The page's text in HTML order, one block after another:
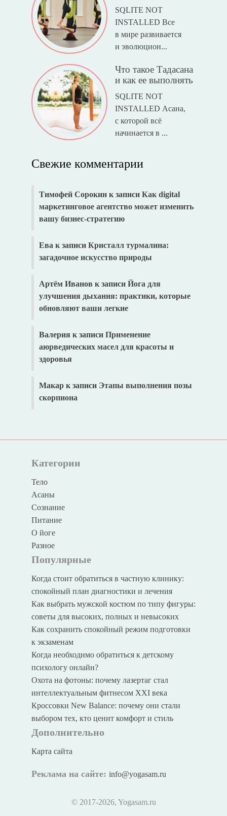
SQLITE NOT
INSTALLED Все
в мире развивается
и эволюцион...
Что такое Тадасана
и как ее выполнять
SQLITE NOT
INSTALLED Асана,
с которой всё
начинается в ...
Свежие комментарии
Тимофей Сорокинк записи Как digital
маркетинговое агентство может изменить
вашу бизнес-стратегию
Ева к записи Кристалл турмалина:
загадочное искусство природы
Артём Иванов к записи Йога для
улучшения дыхания: практики, которые
обновляют ваши легкие
Валерия к записи Применение
аюрведических масел для красоты и
здоровья
Макарк записи Этапы выполнения позы
скорпиона
Категории
Тело
Асаны
Сознание
Питание
О йоге
Разное
Популярные
Когда стоит обратиться в частную клинику:
спокойный план диагностики и лечения
Как выбрать мужской костюм по типу фигуры:
советы для высоких, полных и невысоких
Как сохранить спокойный режим подготовки
к экзаменам
Когда необходимо обратиться к детскому
психологу онлайн?
Охота на фотоны: почему лазертаг стал
интеллектуальным фитнесом XXI века
Кроссовки New Balance: почему они стали
выбором тех, кто ценит комфорт и стиль
Дополнительно
Карта сайта
Реклама на сайте: info@yogasam.ru
© 2017-2026, Yogasam.ru